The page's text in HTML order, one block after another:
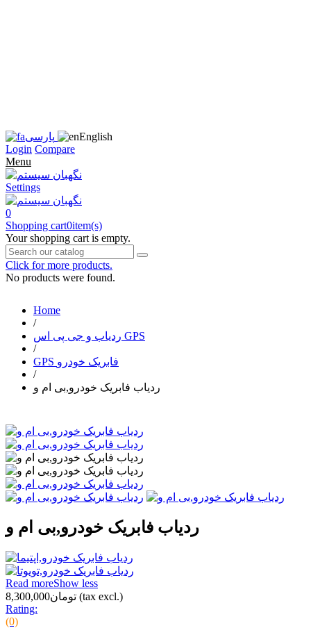
پارسی
English
Login Compare
Menu
Settings
0
Shopping cart0item(s)
Your shopping cart is empty.
Click for more products.
No products were found.
Home
/
ردیاب و جی پی اس GPS
/
GPS فابریک خودرو
/
ردیاب فابریک خودرو,بی ام و
ردیاب فابریک خودرو,بی ام و
Read moreShow less
تومان8,300,000 (tax excl.)
Rating:
(0)